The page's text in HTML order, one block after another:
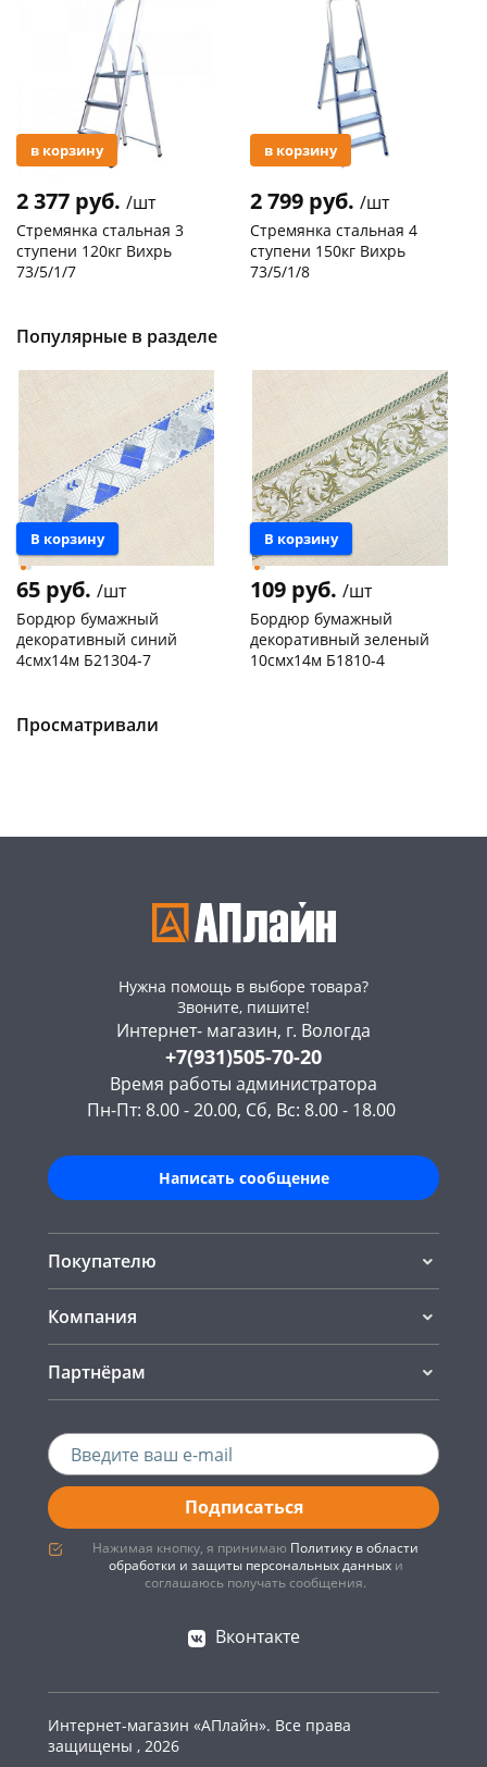
в корзину
2 377 руб. /шт
Стремянка стальная 3
ступени 120кг Вихрь
73/5/1/7
в корзину
2 799 руб. /шт
Стремянка стальная 4
ступени 150кг Вихрь
73/5/1/8
Популярные в разделе
В корзину
65 руб. /шт
Бордюр бумажный
декоративный синий
4смх14м Б21304-7
В корзину
109 руб. /шт
Бордюр бумажный
декоративный зеленый
10смх14м Б1810-4
Просматривали
Нужна помощь в выборе товара?
Звоните, пишите!
Интернет- магазин, г. Вологда
+7(931)505-70-20
Время работы администратора
Пн-Пт: 8.00 - 20.00, Сб, Вс: 8.00 - 18.00
Написать сообщение
Покупателю
Компания
Партнёрам
Подписаться
Нажимая кнопку, я принимаю Политику в области
обработки и защиты персональных данныхи
соглашаюсь получать сообщения.
Вконтакте
Интернет-магазин «АПлайн». Все права
защищены , 2026